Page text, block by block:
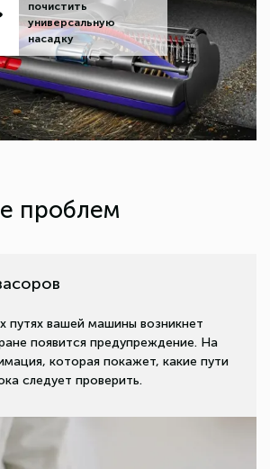
почистить
универсальную
насадку
проблем
путях вашей машины возникнет
появится предупреждение. На
которая покажет, какие пути
следует проверить.